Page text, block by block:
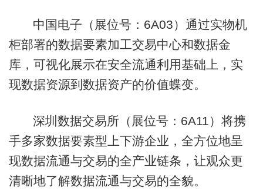
中国电子（展位号：6A03）通过实物机
柜部署的数据要素加工交易中心和数据金
库，可视化展示在安全流通利用基础上，实
现数据资源到数据资产的价值蝶变。
深圳数据交易所（展位号：6A11）将携
手多家数据要素型上下游企业，全方位地呈
现数据流通与交易的全产业链条，让观众更
清晰地了解数据流通与交易的全貌。